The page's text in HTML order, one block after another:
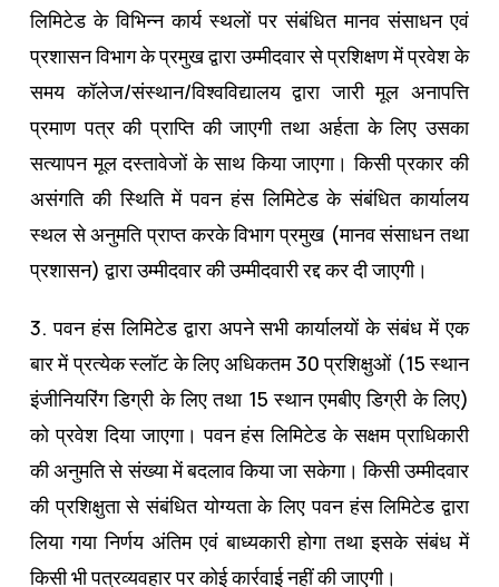
लिमिटेड के विभिन्‍न कार्य स्‍थलों पर संबंधित मानव संसाधन एवं
प्रशासन विभाग के प्रमुख द्वारा उम्‍मीदवार से प्रशिक्षण में प्रवेश के
समय कॉलेज/संस्‍थान/विश्‍वविद्यालय द्वारा जारी मूल अनापत्ति
प्रमाण पत्र की प्राप्ति की जाएगी तथा अर्हता के लिए उसका
सत्‍यापन मूल दस्‍तावेजों के साथ किया जाएगा। किसी प्रकार की
असंगति की स्थिति में पवन हंस लिमिटेड के संबंधित कार्यालय
स्‍थल से अनुमति प्राप्‍त करके विभाग प्रमुख (मानव संसाधन तथा
प्रशासन) द्वारा उम्‍मीदवार की उम्‍मीदवारी रद्द कर दी जाएगी।
3. पवन हंस लिमिटेड द्वारा अपने सभी कार्यालयों के संबंध में एक
बार में प्रत्‍येक स्‍लॉट के लिए अधिकतम 30 प्रशिक्षुओं (15 स्‍थान
इंजीनियरिंग डिग्री के लिए तथा 15 स्‍थान एमबीए डिग्री के लिए)
को प्रवेश दिया जाएगा। पवन हंस लिमिटेड के सक्षम प्राधिकारी
की अनुमति से संख्‍या में बदलाव किया जा सकेगा। किसी उम्‍मीदवार
की प्रशिक्षुता से संबंधित योग्‍यता के लिए पवन हंस लिमिटेड द्वारा
लिया गया निर्णय अंतिम एवं बाध्‍यकारी होगा तथा इसके संबंध में
किसी भी पत्रव्‍यवहार पर कोई कार्रवाई नहीं की जाएगी।